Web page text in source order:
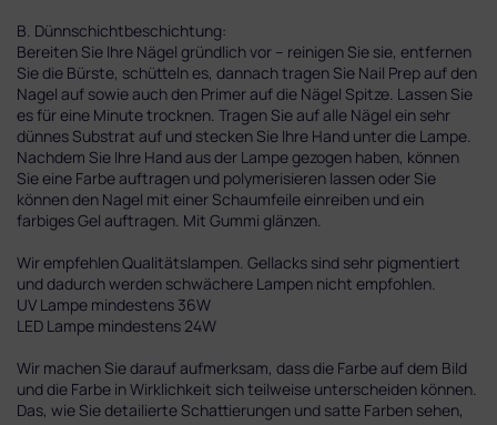
B. Dünnschichtbeschichtung:
Bereiten Sie Ihre Nägel gründlich vor – reinigen Sie sie, entfernen
Sie die Bürste, schütteln es, dannach tragen Sie Nail Prep auf den
Nagel auf sowie auch den Primer auf die Nägel Spitze. Lassen Sie
es für eine Minute trocknen. Tragen Sie auf alle Nägel ein sehr
dünnes Substrat auf und stecken Sie Ihre Hand unter die Lampe.
Nachdem Sie Ihre Hand aus der Lampe gezogen haben, können
Sie eine Farbe auftragen und polymerisieren lassen oder Sie
können den Nagel mit einer Schaumfeile einreiben und ein
farbiges Gel auftragen. Mit Gummi glänzen.
Wir empfehlen Qualitätslampen. Gellacks sind sehr pigmentiert
und dadurch werden schwächere Lampen nicht empfohlen.
UV Lampe mindestens 36W
LED Lampe mindestens 24W
Wir machen Sie darauf aufmerksam, dass die Farbe auf dem Bild
und die Farbe in Wirklichkeit sich teilweise unterscheiden können.
Das, wie Sie detailierte Schattierungen und satte Farben sehen,